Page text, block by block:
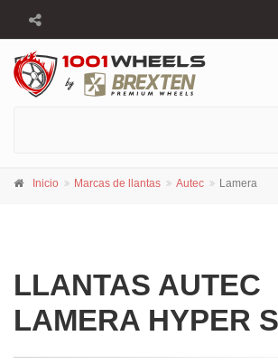
Inicio Marcas de llantas Autec Lamera
LLANTAS AUTEC
LAMERA HYPER